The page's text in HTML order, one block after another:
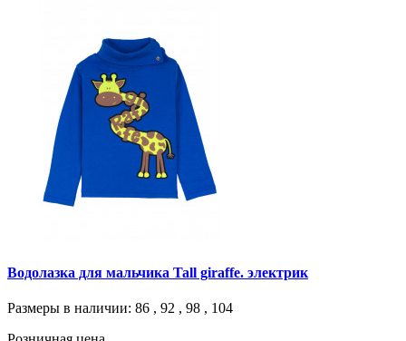
Водолазка для мальчика Tall giraffe. электрик
Размеры в наличии: 86 , 92 , 98 , 104